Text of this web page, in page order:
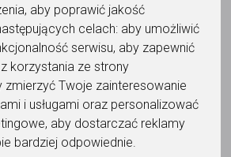
aby poprawić jakość
celach: aby umożliwić
serwisu, aby zapewnić
korzystania ze strony
zmierzyć Twoje zainteresowanie
i usługami oraz personalizować
, aby dostarczać reklamy
bardziej odpowiednie
Wyślij wiadomość